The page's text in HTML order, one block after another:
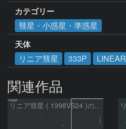
カテゴリー
彗星・小惑星・準惑星
天体
リニア彗星
333P LINEAR
関連作品
リニア彗星 ( 1998VS24 )の予報位置：2026/07/27